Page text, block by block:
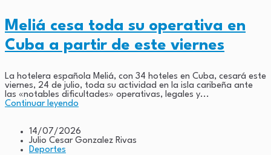
Meliá cesa toda su operativa en
Cuba a partir de este viernes
La hotelera española Meliá, con 34 hoteles en Cuba, cesará este
viernes, 24 de julio, toda su actividad en la isla caribeña ante
las «notables dificultades» operativas, legales y...
Continuar leyendo
14/07/2026
Julio Cesar Gonzalez Rivas
Deportes